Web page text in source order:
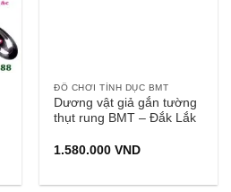
ĐỒ CHƠI TÌNH DỤC BMT
Dương vật giả gắn tường
thụt rung BMT – Đắk Lắk
1.580.000VND